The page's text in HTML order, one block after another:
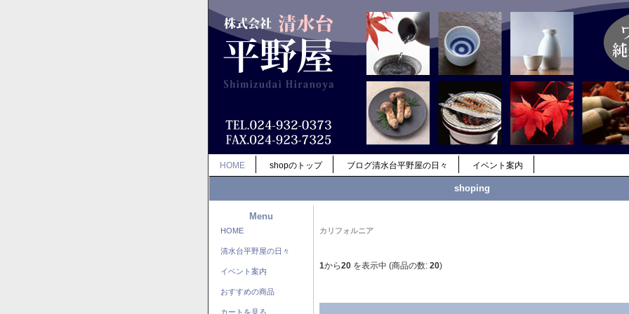
HOME shopのトップ ブログ清水台平野屋の日々 イベント案内
shoping
Menu
HOME
清水台平野屋の日々
イベント案内
おすすめの商品
カートを見る
カリフォルニア
1から20 を表示中 (商品の数: 20)